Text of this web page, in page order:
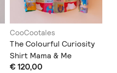
CooCootales
The Colourful Curiosity
Shirt Mama & Me
€ 120,00